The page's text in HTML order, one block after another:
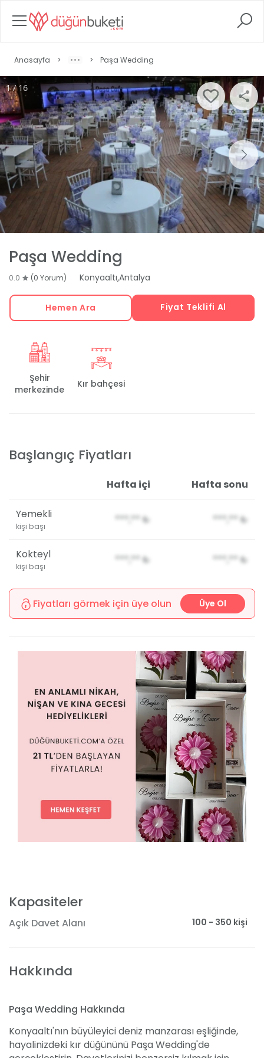
Anasayfa > > Paşa Wedding
1 / 16
Paşa Wedding
0.0 (0 Yorum) Konyaaltı,Antalya
Hemen Ara Fiyat Teklifi Al
Şehir
merkezinde
Kır bahçesi
Başlangıç Fiyatları
Hafta içi Hafta sonu
Yemekli
kişi başı
***,** ₺ ***,** ₺
Kokteyl
kişi başı
***,** ₺ ***,** ₺
Fiyatları görmek için üye olun Üye Ol
Kapasiteler
Açık Davet Alanı 100 - 350 kişi
Hakkında
Paşa Wedding Hakkında
Konyaaltı'nın büyüleyici deniz manzarası eşliğinde,
hayalinizdeki kır düğününü Paşa Wedding'de